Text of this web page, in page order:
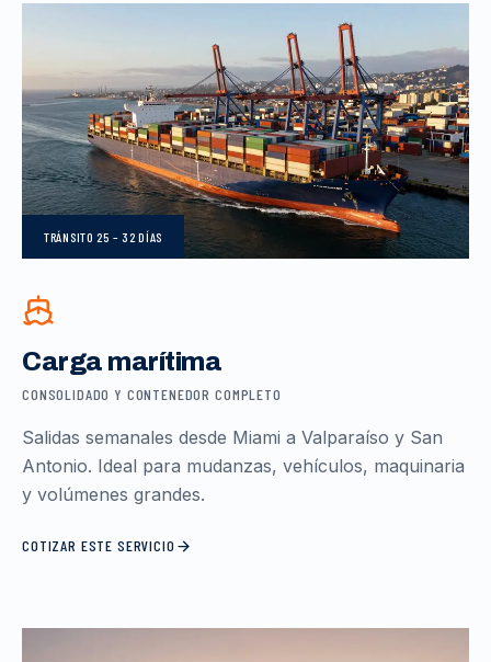
TRÁNSITO 25 – 32 DÍAS
Carga marítima
CONSOLIDADO Y CONTENEDOR COMPLETO
Salidas semanales desde Miami a Valparaíso y San
Antonio. Ideal para mudanzas, vehículos, maquinaria
y volúmenes grandes.
COTIZAR ESTE SERVICIO